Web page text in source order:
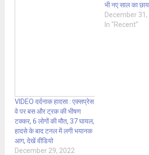
VIDEO दर्दनाक हादसा : एक्सप्रेस
वे पर बस और ट्रक की भीषण
टक्कर, 6 लोगों की मौत, 37 घायल,
हादसे के बाद टनल में लगी भयानक
आग, देखें वीडियो
December 29, 2022
भी नए साल का
December
In "Recent"